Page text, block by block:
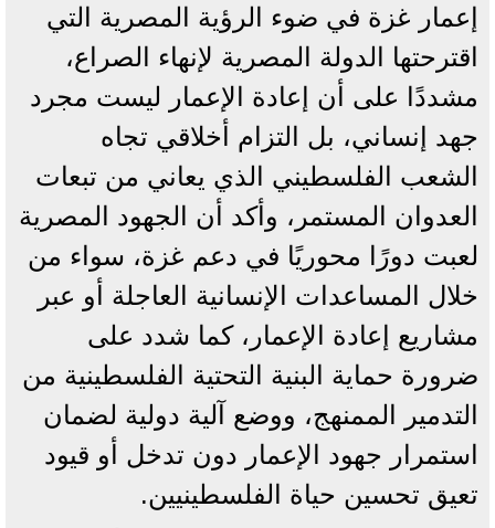
إعمار غزة في ضوء الرؤية المصرية التي
اقترحتها الدولة المصرية لإنهاء الصراع،
مشددًا على أن إعادة الإعمار ليست مجرد
جهد إنساني، بل التزام أخلاقي تجاه
الشعب الفلسطيني الذي يعاني من تبعات
العدوان المستمر، وأكد أن الجهود المصرية
لعبت دورًا محوريًا في دعم غزة، سواء من
خلال المساعدات الإنسانية العاجلة أو عبر
مشاريع إعادة الإعمار، كما شدد على
ضرورة حماية البنية التحتية الفلسطينية من
التدمير الممنهج، ووضع آلية دولية لضمان
استمرار جهود الإعمار دون تدخل أو قيود
تعيق تحسين حياة الفلسطينيين.